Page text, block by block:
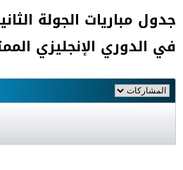
جدول مباريات الجولة
في الدوري الإنجليزي